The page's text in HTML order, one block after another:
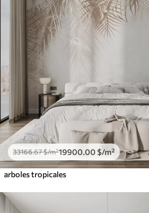
33166.67$/m²19900 .00 $/m²
arboles tropicales